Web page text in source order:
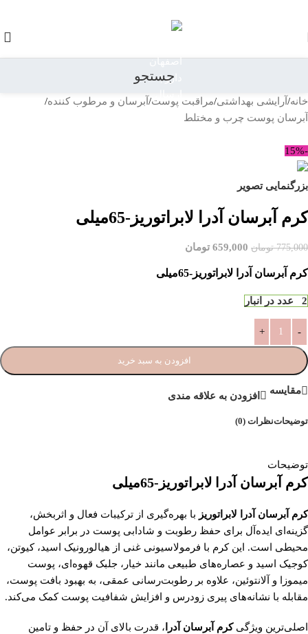
جستجو
خانه/ آرایشی بهداشتی/مراقبت پوست/ آبرسان و مرطوب کننده/
آبرسان پوست چرب و مختلط
-15%
بزرگنمایی تصویر
کرم آبرسان آدرا لابراتوریز-65میلی
775,000 تومان 659,000 تومان
کرم آبرسان آدرا لابراتوریز-65میلی
2 عدد در انبار
افزودن به سبد خرید
مقایسه افزودن به علاقه مندی
توضیحاتنظرات (0)
توضیحات
کرم آبرسان آدرا لابراتوریز-65میلی
کرم آبرسان آدرا لابراتوریز با بهره‌گیری از ترکیبات فعال و اثربخش،
گزینه‌ای ایده‌آل برای حفظ رطوبت و شادابی پوست در برابر عوامل
محیطی است. این کرم با فرمولاسیونی غنی از هیالورونیک اسید، کیوتن،
کوجیک اسید و عصاره‌های طبیعی مانند خیار، جلبک قهوه‌ای، پوست
میموزا و آلانتوئین، علاوه بر رطوبت‌رسانی عمقی، به بهبود بافت پوست،
مقابله با نشانه‌های پیری زودرس و افزایش شفافیت پوست کمک می‌کند.
اصلی‌ترین ویژگیکرم آبرسان آدرا ، قدرت بالای آن در حفظ و تامین